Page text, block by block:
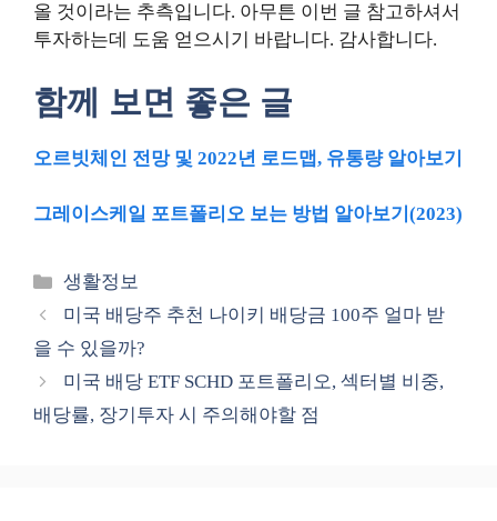
올 것이라는 추측입니다. 아무튼 이번 글 참고하셔서
투자하는데 도움 얻으시기 바랍니다. 감사합니다.
함께 보면 좋은 글
오르빗체인 전망 및 2022년 로드맵, 유통량 알아보기
그레이스케일 포트폴리오 보는 방법 알아보기(2023)
카
테
리
생활정보
미국 배당주 추천 나이키 배당금 100주 얼마 받
을 수 있을까?
미국 배당 ETF SCHD 포트폴리오, 섹터별 비중,
배당률, 장기투자 시 주의해야할 점